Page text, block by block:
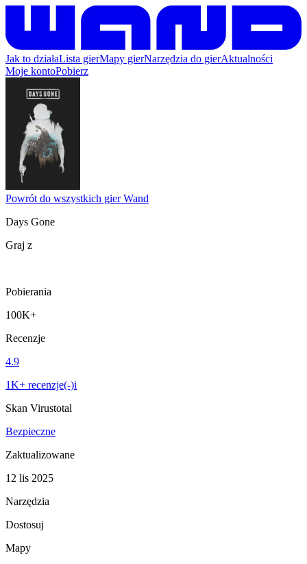
Jak to działaLista gierMapy gierNarzędzia do gierAktualności
Moje kontoPobierz
Powrót do wszystkich gier Wand
Days Gone
Graj z
Pobierania
100K+
Recenzje
4.9
1K+ recenzje(-)i
Skan Virustotal
Bezpieczne
Zaktualizowane
12 lis 2025
Narzędzia
Dostosuj
Mapy